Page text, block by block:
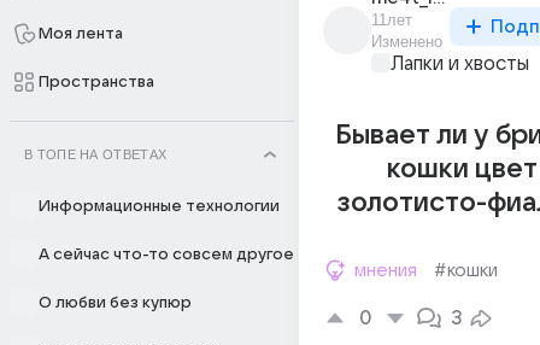
Моя лента
Пространства
В ТОПЕ НА ОТВЕТАХ
Информационные технологии
А сейчас что-то совсем другое
О любви без купюр
11лет
Изменено
Лапки и хвосты
Бывает ли у
кошки цвет
золотисто-
мнения #кошки
0 3